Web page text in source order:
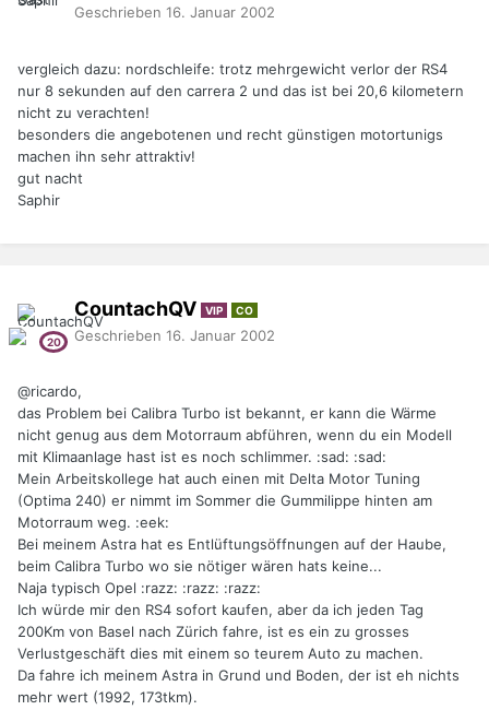
Geschrieben 16. Januar 2002
vergleich dazu: nordschleife: trotz mehrgewicht verlor der RS4
nur 8 sekunden auf den carrera 2 und das ist bei 20,6 kilometern
nicht zu verachten!
besonders die angebotenen und recht günstigen motortunigs
machen ihn sehr attraktiv!
gut nacht
Saphir
CountachQV VIP CO
Geschrieben 16. Januar 2002
@ricardo,
das Problem bei Calibra Turbo ist bekannt, er kann die Wärme
nicht genug aus dem Motorraum abführen, wenn du ein Modell
mit Klimaanlage hast ist es noch schlimmer. :sad: :sad:
Mein Arbeitskollege hat auch einen mit Delta Motor Tuning
(Optima 240) er nimmt im Sommer die Gummilippe hinten am
Motorraum weg. :eek:
Bei meinem Astra hat es Entlüftungsöffnungen auf der Haube,
beim Calibra Turbo wo sie nötiger wären hats keine...
Naja typisch Opel :razz: :razz: :razz:
Ich würde mir den RS4 sofort kaufen, aber da ich jeden Tag
200Km von Basel nach Zürich fahre, ist es ein zu grosses
Verlustgeschäft dies mit einem so teurem Auto zu machen.
Da fahre ich meinem Astra in Grund und Boden, der ist eh nichts
mehr wert (1992, 173tkm).